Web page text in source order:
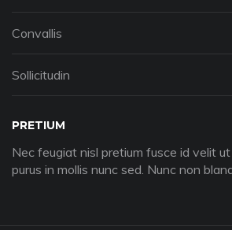
Convallis
Sollicitudin
PRETIUM
Nec feugiat nisl pretium fusce id velit
purus in mollis nunc sed. Nunc non